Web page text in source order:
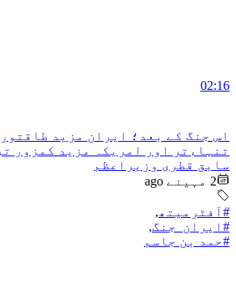
02:16
اس جنگ کے بعد؛ ایران مزید
تنہاءتر اور امریکہ مزید کمزور
سابق قطری وزیراعظم
2 مہینے ago
#آفٹرمیتھ ,
#ایران_جنگ,
#حمد بن جاسم